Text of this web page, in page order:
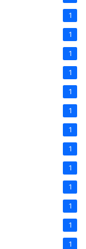
1
1
1
1
1
1
1
1
1
1
1
1
1